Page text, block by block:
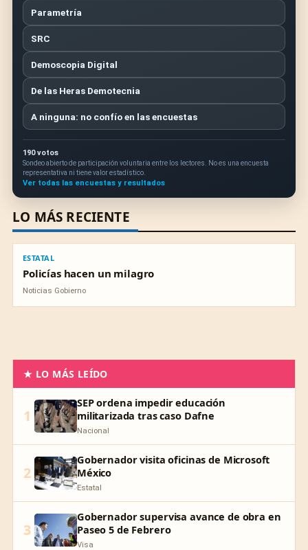
Parametría
SRC
Demoscopia Digital
De las Heras Demotecnia
A ninguna: no confío en las encuestas
190 votos
Sondeo abierto de participación voluntaria entre los lectores. No es una encuesta
representativa ni tiene valor estadístico.
Ver todas las encuestas y resultados
LO MÁS RECIENTE
ESTATAL
Policías hacen un milagro
Noticias Gobierno
★ LO MÁS LEÍDO
1
SEP ordena impedir educación
militarizada tras caso Dafne
Nacional
2
Gobernador visita oficinas de Microsoft
México
Estatal
3
Gobernador supervisa avance de obra en
Paseo 5 de Febrero
Visa